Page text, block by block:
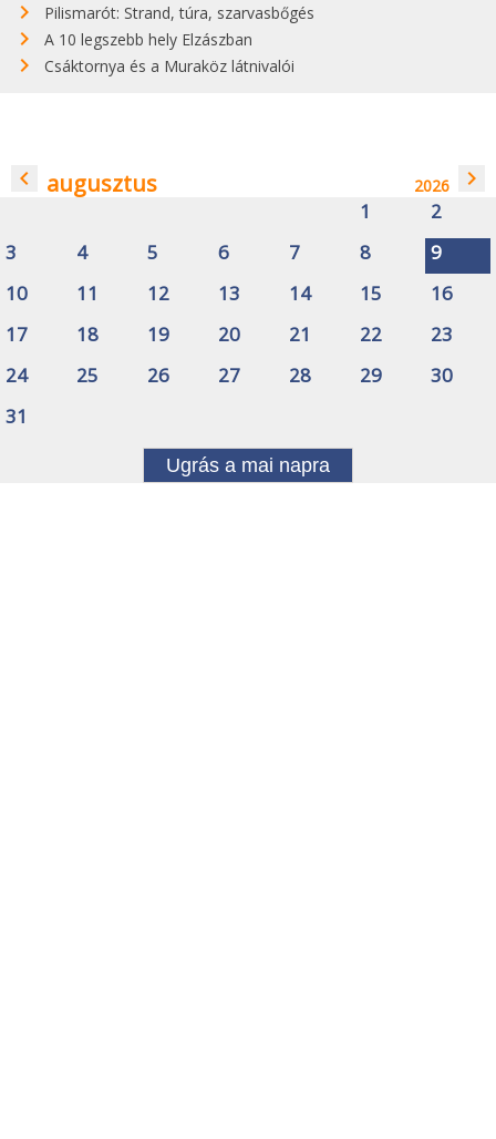
Pilismarót: Strand, túra, szarvasbőgés
A 10 legszebb hely Elzászban
Csáktornya és a Muraköz látnivalói
navigate_before augusztus 2026 navigate_next
1
2
3
4 5 6 7 8
9
10
11 12 13 14 15
16
17
18 19 20 21 22
23
24
25 26 27 28 29
30
31
Ugrás a mai napra